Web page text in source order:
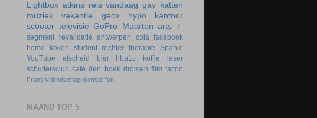
Lightbox atkins reis vandaag gay katten
muziek
vakantie geox hypo
kantoor
scooter televisie GoPro Maarten arts 7-
segment revalidatie antwerpen cola facebook
homo
koken student rechter therapie
Spanje
YouTube
afscheid bier hba1c koffie
laser
schuttersclub café den boek dromen film tattoo
Frans vriendschap djembé fun
MAAND TOP 5